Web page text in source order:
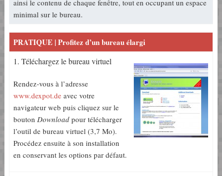
ainsi le contenu de chaque fenêtre, tout en occupant un espace
minimal sur le bureau.
PRATIQUE | Profitez d’un bureau élargi
1. Téléchargez le bureau virtuel
Rendez-vous à l’adresse
www.dexpot.deavec votre
navigateur web puis cliquez sur le
bouton Downloadpour télécharger
l’outil de bureau virtuel (3,7 Mo).
Procédez ensuite à son installation
en conservant les options par défaut.